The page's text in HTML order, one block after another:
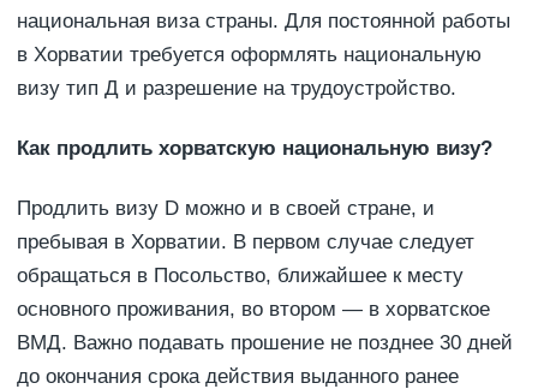
национальная виза страны. Для постоянной работы
в Хорватии требуется оформлять национальную
визу тип Д и разрешение на трудоустройство.
Как продлить хорватскую национальную визу?
Продлить визу D можно и в своей стране, и
пребывая в Хорватии. В первом случае следует
обращаться в Посольство, ближайшее к месту
основного проживания, во втором — в хорватское
ВМД. Важно подавать прошение не позднее 30 дней
до окончания срока действия выданного ранее